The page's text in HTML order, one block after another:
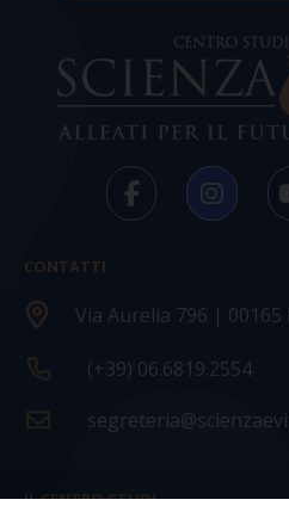
CONTATTI
Via Aurelia 796 | 00165
(+39) 06.6819.2554
IL CENTRO STUDI